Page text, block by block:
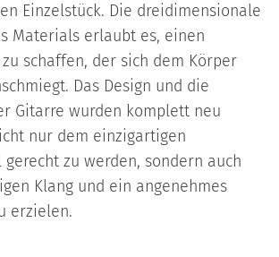
Einzelstück. Die dreidimensionale
Materials erlaubt es, einen
schaffen, der sich dem Körper
Das Design und die
Gitarre wurden komplett neu
nur dem einzigartigen
zu werden, sondern auch
Klang und ein angenehmes
erzielen.